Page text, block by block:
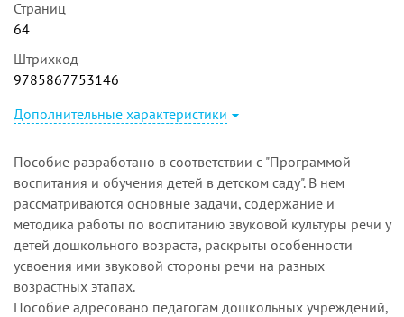
Страниц
64
Штрихкод
9785867753146
Дополнительные характеристики
Пособие разработано в соответствии с "Программой
воспитания и обучения детей в детском саду". В нем
рассматриваются основные задачи, содержание и
методика работы по воспитанию звуковой культуры речи у
детей дошкольного возраста, раскрыты особенности
усвоения ими звуковой стороны речи на разных
возрастных этапах.
Пособие адресовано педагогам дошкольных учреждений,